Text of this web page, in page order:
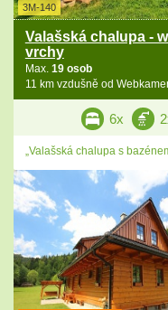
3M-140
Valašská chalupa -
vrchy
Max. 19 osob
11 km vzdušně od
6x
„Valašská chalupa s